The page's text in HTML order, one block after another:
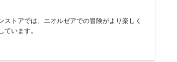
トアでは、エオルゼアでの冒険がより楽しく
います。